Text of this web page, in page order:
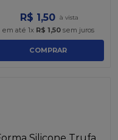
R$ 1,50
em até 1x R$ 1,50sem juros
COMPRAR